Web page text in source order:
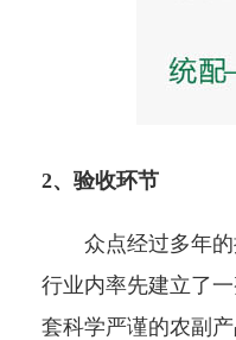
2、验收环节
众点经过多年的
行业内率先建立了
套科学严谨的农副产